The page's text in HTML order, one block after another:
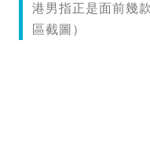
港男指正是面前幾
區截圖）